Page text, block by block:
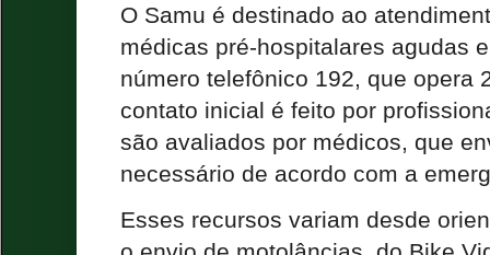
O Samu é destinado ao
médicas pré-hospitalares agudas
número telefônico 192, que opera
contato inicial é feito por
são avaliados por médicos, que
necessário de acordo com a
Esses recursos variam desde